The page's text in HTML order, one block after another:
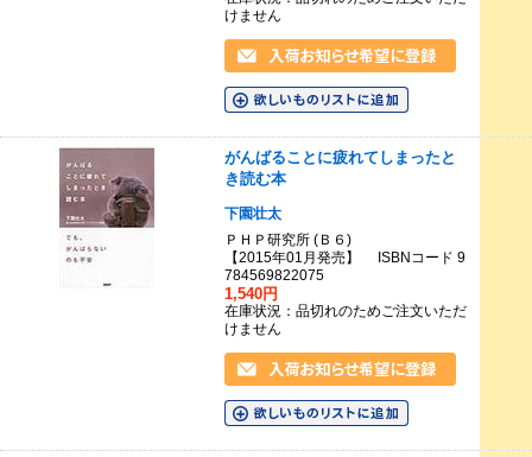
けません
がんばることに疲れてしまったと
き読む本
下園壮太
ＰＨＰ研究所 (Ｂ６)
【2015年01月発売】 ISBNコード 9
784569822075
1,540円
在庫状況：品切れのためご注文いただ
けません